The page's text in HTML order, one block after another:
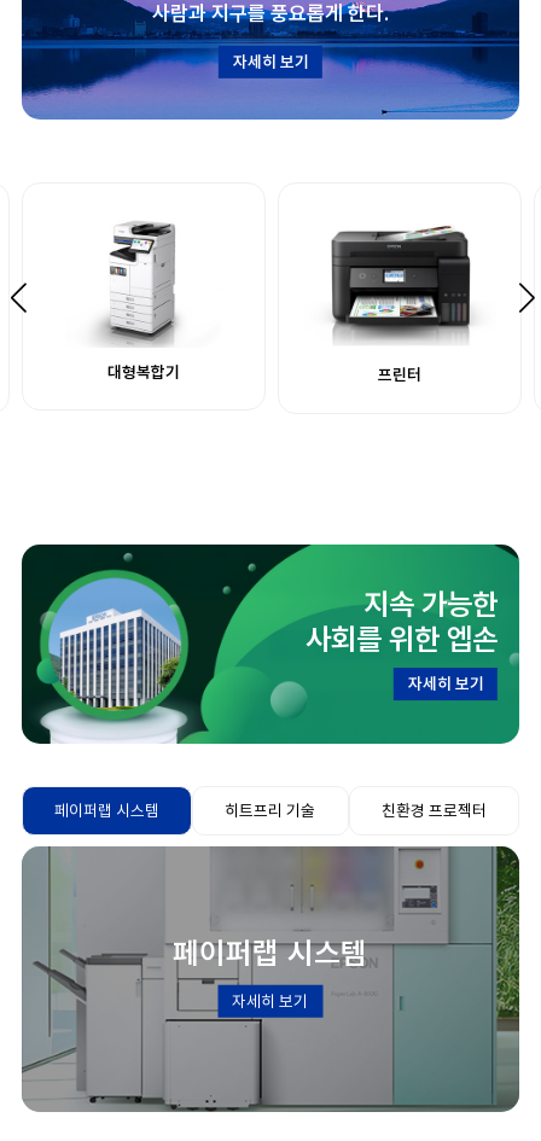
사람과 지구를 풍요롭게 한다.
자세히 보기
대형복합기 프린터
지속 가능한
사회를 위한 엡손
자세히 보기
페이퍼랩 시스템 히트프리 기술 친환경 프로젝터
페이퍼랩 시스템
자세히 보기